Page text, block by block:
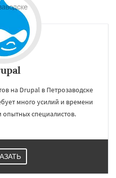
на Drupal в Петрозаводске
много усилий и времени
опытных специалистов.